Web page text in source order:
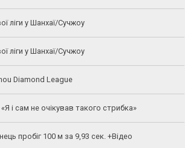
ліги у Шанхаї/Сучжоу
ліги у Шанхаї/Сучжоу
Diamond League
і сам не очікував такого стрибка»
пробіг 100 м за 9,93 сек. +Відео